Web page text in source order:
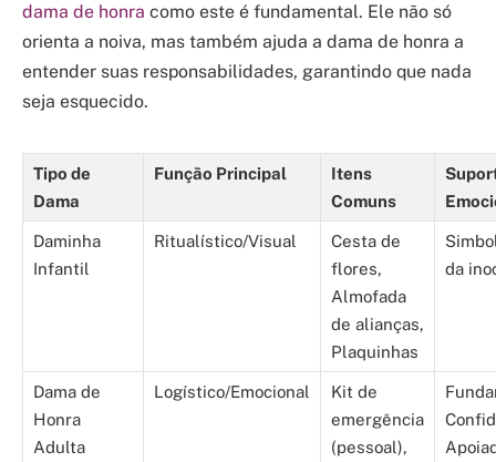
dama de honra como este é fundamental. Ele não só
orienta a noiva, mas também ajuda a dama de honra a
entender suas responsabilidades, garantindo que nada
seja esquecido.
Tipo de
Dama
Função Principal
Itens
Comuns
Daminha
Infantil
Ritualístico/Visual
Cesta de
flores,
Almofada
de alianças,
Plaquinhas
da
Dama de
Honra
Adulta
Logístico/Emocional
Kit de
emergência
(pessoal),